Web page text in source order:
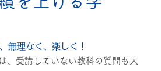
無理なく、楽しく！
、受講していない教科の質問も大